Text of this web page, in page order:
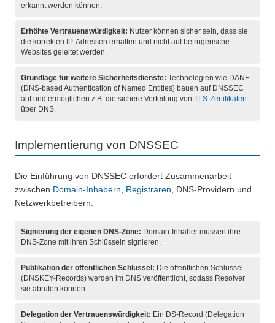
erkannt werden können.
Erhöhte Vertrauenswürdigkeit: Nutzer können sicher sein, dass sie
die korrekten IP-Adressen erhalten und nicht auf betrügerische
Websites geleitet werden.
Grundlage für weitere Sicherheitsdienste: Technologien wie DANE
(DNS-based Authentication of Named Entities) bauen auf DNSSEC
auf und ermöglichen z.B. die sichere Verteilung von TLS-Zertifikaten
über DNS.
Implementierung von DNSSEC
Die Einführung von DNSSEC erfordert Zusammenarbeit
zwischen Domain-Inhabern Registraren , DNS-Providern und
Netzwerkbetreibern:
Signierung der eigenen DNS-Zone: Domain-Inhaber müssen ihre
DNS-Zone mit ihren Schlüsseln signieren.
Publikation der öffentlichen Schlüssel: Die öffentlichen Schlüssel
(DNSKEY-Records) werden im DNS veröffentlicht, sodass Resolver
sie abrufen können.
Delegation der Vertrauenswürdigkeit: Ein DS-Record (Delegation